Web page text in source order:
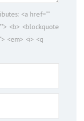
<a href=""
<b> <blockquote
<em> <i> <q